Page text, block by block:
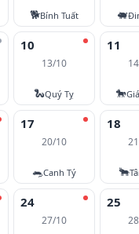
🐕Bính Tuất 🐖
10
13/10
🐍Quý Tỵ
11
🐎
17
20/10
🐀Canh Tý
18
🐂
24
27/10
25